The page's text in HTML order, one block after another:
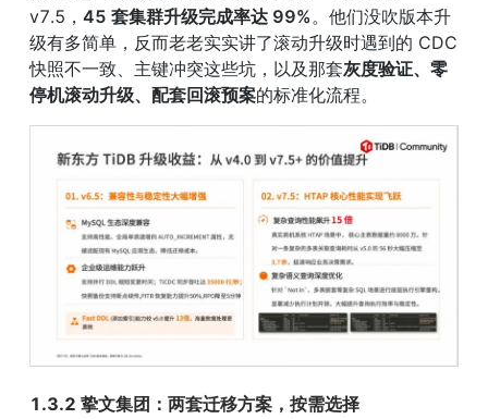
v7.5， 45 套集群升级完成率达 99%。他们没吹版本升
级有多简单，反而老老实实讲了滚动升级时遇到的 CDC
快照不一致、主键冲突这些坑，以及那套灰度验证、零
停机滚动升级、配套回滚预案的标准化流程。
1.3.2 挚文集团：两套迁移方案，按需选择